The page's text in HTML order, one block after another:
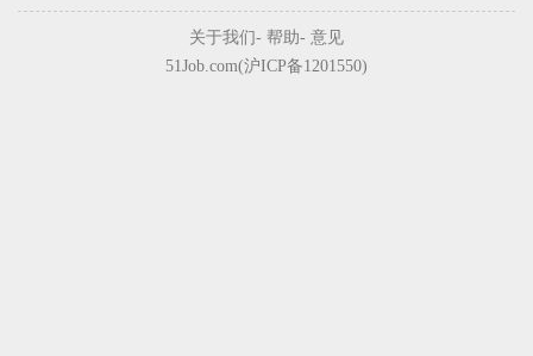
关于我们- 帮助- 意见
51Job.com(沪ICP备1201550)